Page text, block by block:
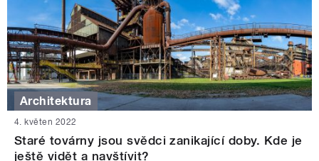
Architektura
4. květen 2022
Staré továrny jsou svědci zanikající doby. Kde je
ještě vidět a navštívit?